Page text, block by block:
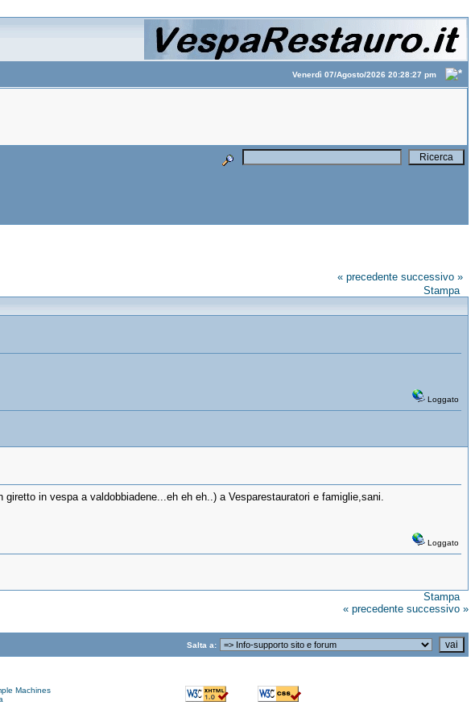
Venerdì 07/Agosto/2026 20:28:27 pm
« precedente successivo »
Stampa
Loggato
in vespa a valdobbiadene...eh eh eh..) a Vesparestauratori e famiglie,sani.
Loggato
Stampa
« precedente successivo »
Salta a:
Machines